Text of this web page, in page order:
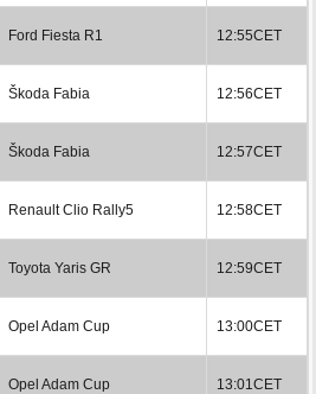
Ford Fiesta R1 12:55CET
Škoda Fabia 12:56CET
Škoda Fabia 12:57CET
Renault Clio Rally5 12:58CET
Toyota Yaris GR 12:59CET
Opel Adam Cup 13:00CET
Opel Adam Cup 13:01CET